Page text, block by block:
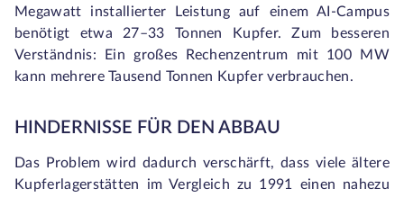
Megawatt installierter Leistung auf einem AI-Campus
benötigt etwa 27–33 Tonnen Kupfer. Zum besseren
Verständnis: Ein großes Rechenzentrum mit 100 MW
kann mehrere Tausend Tonnen Kupfer verbrauchen.
HINDERNISSE FÜR DEN ABBAU
Das Problem wird dadurch verschärft, dass viele ältere
Kupferlagerstätten im Vergleich zu 1991 einen nahezu